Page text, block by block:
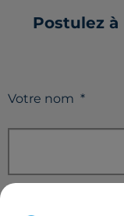
Postulez à
Votre nom *